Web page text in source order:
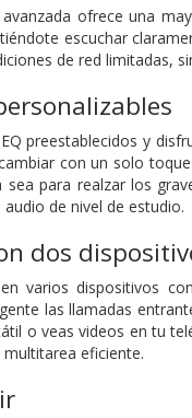
ofrece una
escuchar
de red limitadas,
preestablecidos y
con un solo
para realzar los
de nivel de estudio.
dos
varios dispositivos
las llamadas
o veas videos en tu
eficiente.